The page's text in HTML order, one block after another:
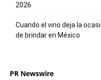
2026
Cuando el vino deja la
de brindar en México
PR Newswire